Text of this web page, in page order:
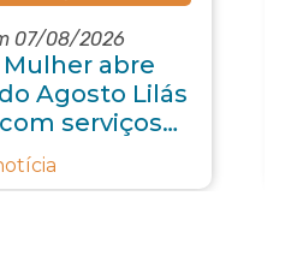
07/08/2026
Mulher abre
Agosto Lilás
serviços